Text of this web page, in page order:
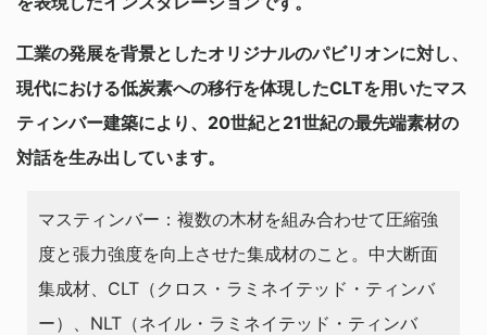
工業の発展を背景としたオリジナルのパビリオンに対し、
現代における低炭素への移行を体現したCLTを用いたマス
ティンバー建築により、20世紀と21世紀の最先端素材の
対話を生み出しています。
マスティンバー：複数の木材を組み合わせて圧縮強
度と張力強度を向上させた集成材のこと。中大断面
集成材、CLT（クロス・ラミネイテッド・ティンバ
ー）、NLT（ネイル・ラミネイテッド・ティンバ